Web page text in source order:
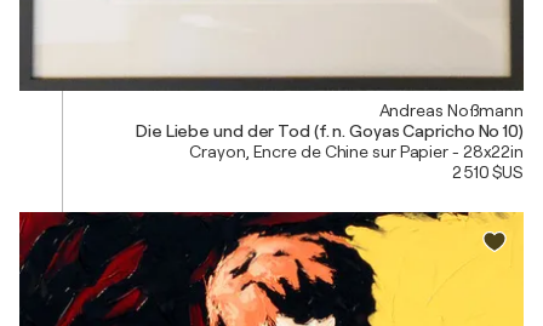
Andreas Noßmann
Die Liebe und der Tod (f. n. Goyas Capricho No 10)
Crayon, Encre de Chine sur Papier - 28x22in
2 510 $US